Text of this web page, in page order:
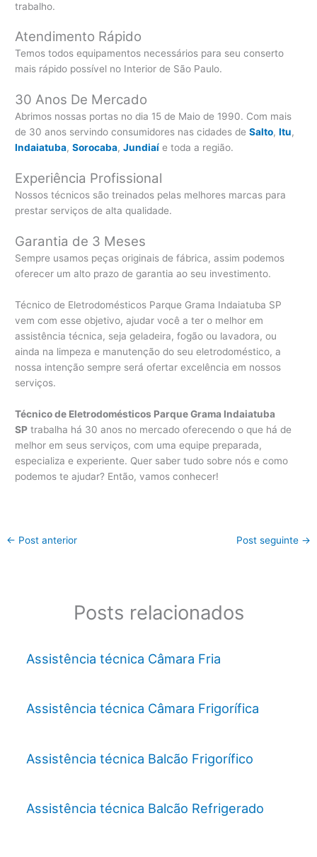
trabalho.
Atendimento Rápido
Temos todos equipamentos necessários para seu conserto
mais rápido possível no Interior de São Paulo.
30 Anos De Mercado
Abrimos nossas portas no dia 15 de Maio de 1990. Com mais
de 30 anos servindo consumidores nas cidades deSalto,Itu,
Indaiatuba,Sorocaba,Jundiaí e toda a região.
Experiência Profissional
Nossos técnicos são treinados pelas melhores marcas para
prestar serviços de alta qualidade.
Garantia de 3 Meses
Sempre usamos peças originais de fábrica, assim podemos
oferecer um alto prazo de garantia ao seu investimento.
Técnico de Eletrodomésticos Parque Grama Indaiatuba SP
vem com esse objetivo, ajudar você a ter o melhor em
assistência técnica, seja geladeira, fogão ou lavadora, ou
ainda na limpeza e manutenção do seu eletrodoméstico, a
nossa intenção sempre será ofertar excelência em nossos
serviços.
Técnico de Eletrodomésticos Parque Grama Indaiatuba
SP trabalha há 30 anos no mercado oferecendo o que há de
melhor em seus serviços, com uma equipe preparada,
especializa e experiente. Quer saber tudo sobre nós e como
podemos te ajudar? Então, vamos conhecer!
← Post anterior Post seguinte →
Posts relacionados
Assistência técnica Câmara Fria
Assistência técnica Câmara Frigorífica
Assistência técnica Balcão Frigorífico
Assistência técnica Balcão Refrigerado